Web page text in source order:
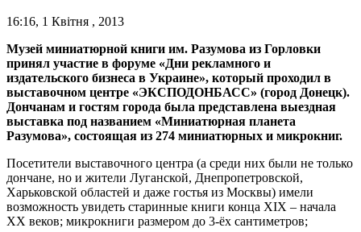
16:16, 1 Квітня , 2013
Музей миниатюрной книги им. Разумова из Горловки
принял участие в форуме «Дни рекламного и
издательского бизнеса в Украине», который проходил в
выставочном центре «ЭКСПОДОНБАСС» (город Донецк).
Дончанам и гостям города была представлена выездная
выставка под названием «Миниатюрная планета
Разумова», состоящая из 274 миниатюрных и микрокниг.
Посетители выставочного центра (а среди них были не только
дончане, но и жители Луганской, Днепропетровской,
Харьковской областей и даже гостья из Москвы) имели
возможность увидеть старинные книги конца XIX – начала
XX веков; микрокниги размером до 3-ёх сантиметров;